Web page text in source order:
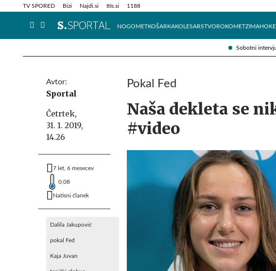
Sobotni
TV SPORED Bizi Najdi.si Itis.si 1188
NOGOMETKOŠARKAKOLESARSTVOROKOMETZIMA
Info in obvestila Tehnik
Avtor:
Sportal
Četrtek,
31. 1. 2019,
14.26
7 let, 6 mesecev
0,08
Natisni članek
Dalila Jakupović
pokal Fed
Kaja Juvan
Pokal Fed
Naša dekleta se
#video